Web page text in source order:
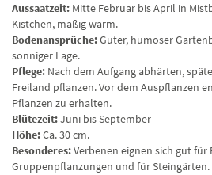
Aussaatzeit: Mitte Februar bis April in
Kistchen, mäßig warm.
Bodenansprüche:Guter, humoser
sonniger Lage.
Pflege: Nach dem Aufgang abhärten,
Freiland pflanzen. Vor dem Auspflanzen
Pflanzen zu erhalten.
Blütezeit:Juni bis September
Höhe:Ca. 30 cm.
Besonderes:Verbenen eignen sich gut für
Gruppenpflanzungen und für Steingärten.